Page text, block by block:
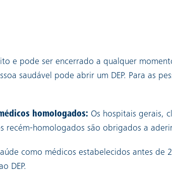
e pode ser encerrado a qualquer
saudável pode abrir um DEP. Para as
homologados: Os hospitais gerais,
homologados são obrigados a aderir
como médicos estabelecidos antes de
DEP.